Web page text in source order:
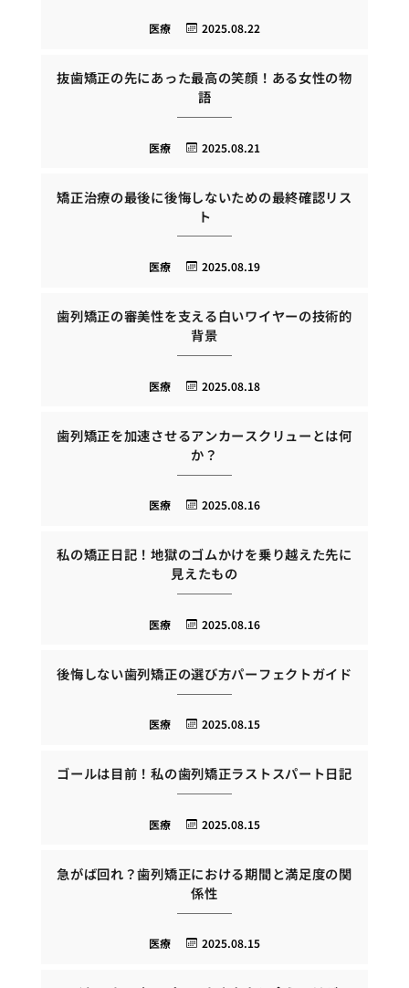
2025.08.22
医療
抜歯矯正の先にあった最高の笑顔！ある女性の物
語
2025.08.21
医療
矯正治療の最後に後悔しないための最終確認リス
ト
2025.08.19
医療
歯列矯正の審美性を支える白いワイヤーの技術的
背景
2025.08.18
医療
歯列矯正を加速させるアンカースクリューとは何
か？
2025.08.16
医療
私の矯正日記！地獄のゴムかけを乗り越えた先に
見えたもの
2025.08.16
医療
後悔しない歯列矯正の選び方パーフェクトガイド
2025.08.15
医療
ゴールは目前！私の歯列矯正ラストスパート日記
2025.08.15
医療
急がば回れ？歯列矯正における期間と満足度の関
係性
2025.08.15
医療